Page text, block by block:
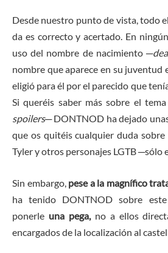
Desde nuestro punto de vista, todo
da es correcto y acertado. En
uso del nombre de nacimiento ─
nombre que aparece en su juventud
eligió para él por el parecido que
Si queréis saber más sobre el
spoilers─ DONTNOD ha dejado
que os quitéis cualquier duda
Tyler y otros personajes LGTB ─sólo
Sin embargo, pese a la magnífico
ha tenido DONTNOD sobre
ponerle una pega, no a ellos
encargados de la localización al